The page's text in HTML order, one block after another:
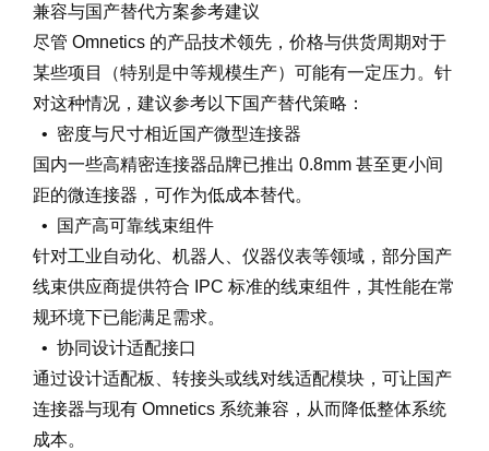
兼容与国产替代方案参考建议
尽管 Omnetics 的产品技术领先，价格与供货周期对于
某些项目（特别是中等规模生产）可能有一定压力。针
对这种情况，建议参考以下国产替代策略：
• 密度与尺寸相近国产微型连接器
国内一些高精密连接器品牌已推出 0.8mm 甚至更小间
距的微连接器，可作为低成本替代。
• 国产高可靠线束组件
针对工业自动化、机器人、仪器仪表等领域，部分国产
线束供应商提供符合 IPC 标准的线束组件，其性能在常
规环境下已能满足需求。
• 协同设计适配接口
通过设计适配板、转接头或线对线适配模块，可让国产
连接器与现有 Omnetics 系统兼容，从而降低整体系统
成本。